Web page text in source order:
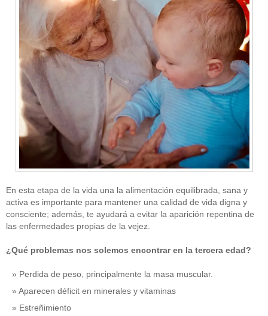
En esta etapa de la vida una la alimentación equilibrada, sana y
activa es importante para mantener una calidad de vida digna y
consciente; además, te ayudará a evitar la aparición repentina de
las enfermedades propias de la vejez.
¿Qué problemas nos solemos encontrar en la tercera edad?
Perdida de peso, principalmente la masa muscular.
Aparecen déficit en minerales y vitaminas
Estreñimiento